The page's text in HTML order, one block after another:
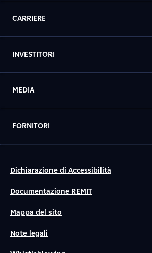
CARRIERE
INVESTITORI
MEDIA
FORNITORI
Dichiarazione di Accessibilità
Documentazione REMIT
Mappa del sito
Note legali